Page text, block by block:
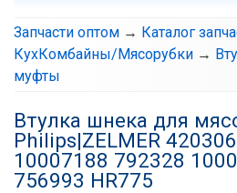
Запчасти оптом → Каталог
КухКомбайны/Мясорубки →
муфты
Втулка шнека для
Philips|ZELMER
10007188 792328
756993 HR775